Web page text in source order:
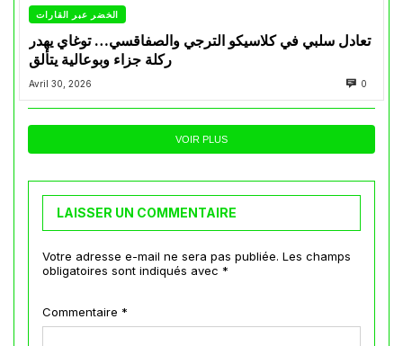
الخضر عبر القارات
تعادل سلبي في كلاسيكو الترجي والصفاقسي… توغاي يهدر
ركلة جزاء وبوعالية يتألق
Avril 30, 2026 0
VOIR PLUS
LAISSER UN COMMENTAIRE
Votre adresse e-mail ne sera pas publiée. Les champs
obligatoires sont indiqués avec *
Commentaire *